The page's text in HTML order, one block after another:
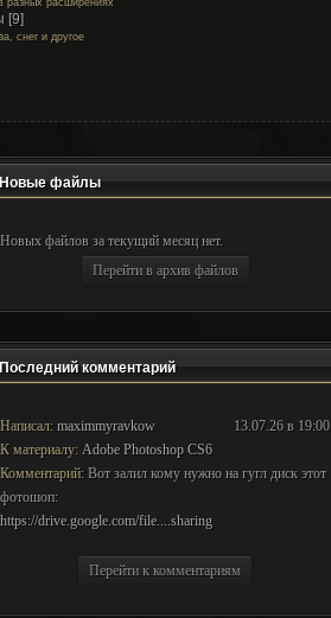
разных расширениях
[9]
снег и другое
файлы
Новых файлов за текущий месяц нет.
Перейти в архив файлов
комментарий
13.07.26 в 19:00
Написал: maximmyravkow
К материалу: Adobe Photoshop CS6
Комментарий: Вот залил кому нужно на гугл диск этот
фотошоп:
https://drive.google.com/file....sharing
Перейти к комментариям